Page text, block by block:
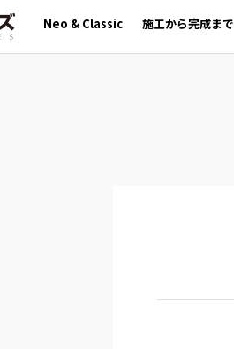
Neo & Classic 施工から完成まで